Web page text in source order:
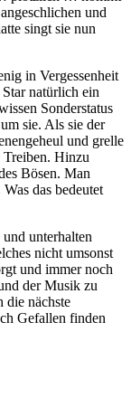
und
singt sie nun
in Vergessenheit
natürlich ein
Sonderstatus
sie. Als sie der
und grelle
Treiben. Hinzu
Bösen. Man
das bedeutet
unterhalten
nicht umsonst
und immer noch
der Musik zu
die nächste
Gefallen finden